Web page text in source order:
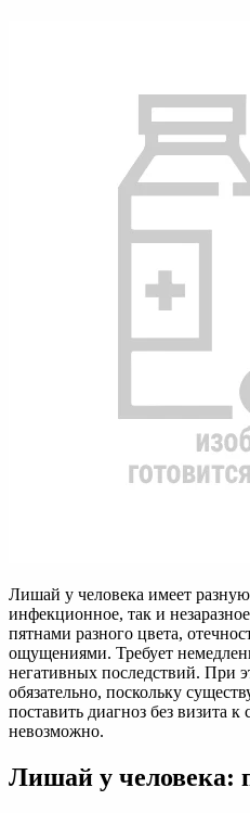
Лишай у человека имеет
инфекционное, так и
пятнами разного цвета,
ощущениями. Требует
негативных последствий. При
обязательно, поскольку
поставить диагноз без визита
невозможно.
Лишай у человека: